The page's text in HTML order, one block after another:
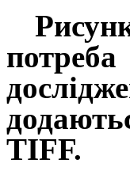
TIFF.